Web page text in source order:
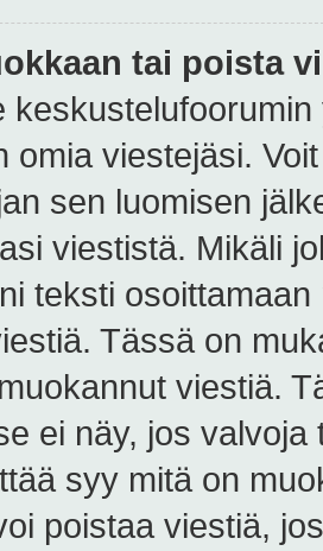
tai poista
omia viestejäsi.
sen luomisen
viestistä. Mikäli
teksti
Tässä on
viestiä.
ei näy, jos
syy mitä on
poistaa viestiä,